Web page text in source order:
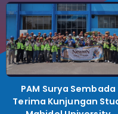
PAM Surya Sembada
Terima Kunjungan